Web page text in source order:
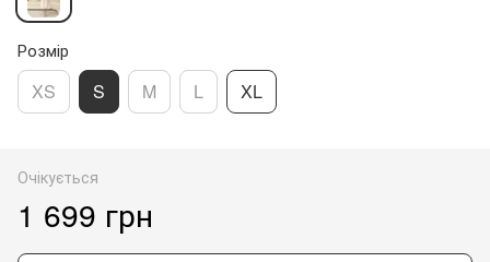
Розмір
XS S M L XL
Очікується
1 699 грн